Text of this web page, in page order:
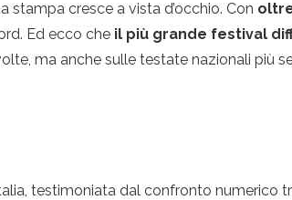
stampa cresce a vista d’occhio. Con
Ed ecco che il più grande festival
ma anche sulle testate nazionali più
testimoniata dal confronto numerico